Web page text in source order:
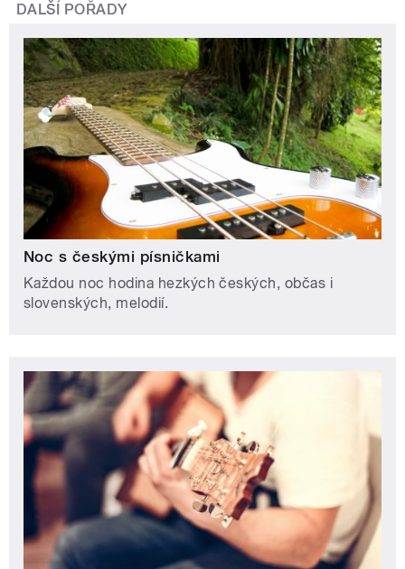
DALŠÍ POŘADY
Noc s českými písničkami
Každou noc hodina hezkých českých, občas i
slovenských, melodií.